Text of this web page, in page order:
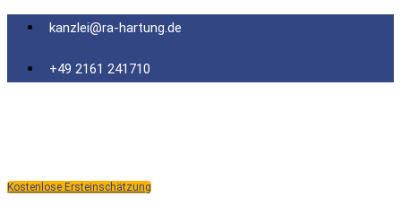
Zum
springen
kanzlei@ra-hartung.de
+49 2161 241710
Kostenlose Ersteinschätzung